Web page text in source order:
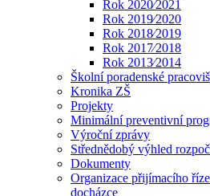
Rok 2020⁄2021
Rok 2019⁄2020
Rok 2018⁄2019
Rok 2017⁄2018
Rok 2013⁄2014
Školní poradenské
Kronika ZŠ
Projekty
Minimální preventivní
Výroční zprávy
Střednědobý výhled
Dokumenty
Organizace přijímacího
docházce